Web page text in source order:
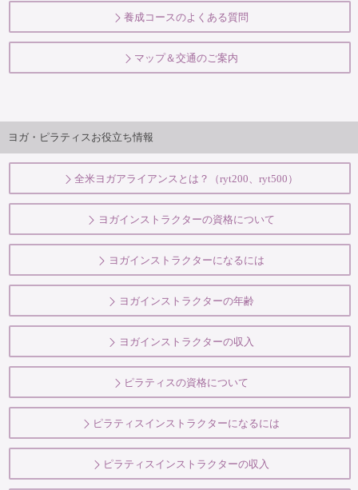
養成コースのよくある質問
マップ＆交通のご案内
ヨガ・ピラティスお役立ち情報
全米ヨガアライアンスとは？（ryt200、ryt500）
ヨガインストラクターの資格について
ヨガインストラクターになるには
ヨガインストラクターの年齢
ヨガインストラクターの収入
ピラティスの資格について
ピラティスインストラクターになるには
ピラティスインストラクターの収入